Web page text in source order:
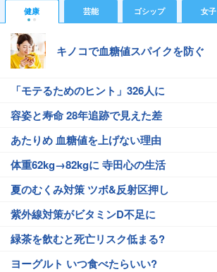
健康 芸能 ゴシップ 女子
キノコで血糖値スパイクを防ぐ
「モテるためのヒント」326人に
容姿と寿命 28年追跡で見えた差
あたりめ 血糖値を上げない理由
体重62kg→82kgに 寺田心の生活
夏のむくみ対策 ツボ&反射区押し
紫外線対策がビタミンD不足に
緑茶を飲むと死亡リスク低まる?
ヨーグルト いつ食べたらいい?